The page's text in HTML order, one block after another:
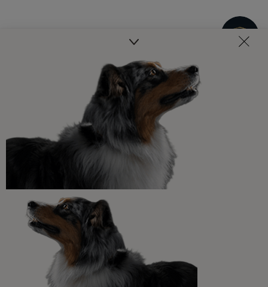
Artículos relacionados:
Alimentación de los cachorros
Cómo alimentar a un cachorro
2 min de lectura
Patrocinado por Pro Plan
Comportamiento de los cachorros
Todo sobre la caca de perro o
cachorro: diarrea, tipos de caca y
más
6 min de lectura
Patrocinado por Pro Plan